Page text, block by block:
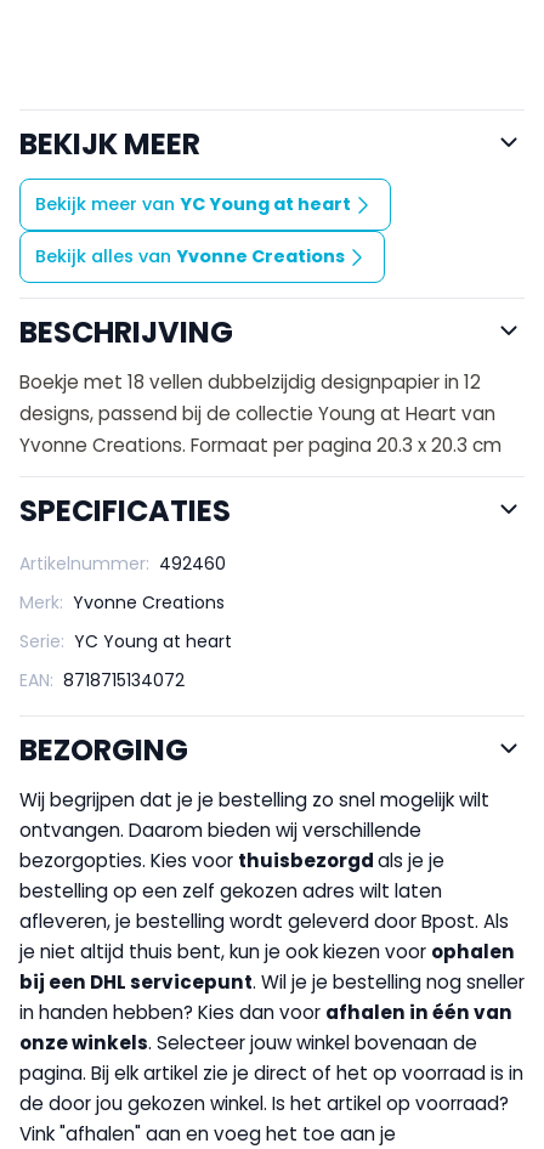
BEKIJK MEER
Bekijk meer van YC Young at heart
Bekijk alles van Yvonne Creations
BESCHRIJVING
Boekje met 18 vellen dubbelzijdig designpapier in 12
designs, passend bij de collectie Young at Heart van
Yvonne Creations. Formaat per pagina 20.3 x 20.3 cm
SPECIFICATIES
Artikelnummer: 492460
Merk: Yvonne Creations
Serie: YC Young at heart
EAN: 8718715134072
BEZORGING
Wij begrijpen dat je je bestelling zo snel mogelijk wilt
ontvangen. Daarom bieden wij verschillende
bezorgopties. Kies voor thuisbezorgdals je je
bestelling op een zelf gekozen adres wilt laten
afleveren, je bestelling wordt geleverd door Bpost. Als
je niet altijd thuis bent, kun je ook kiezen voor ophalen
bij een DHL servicepunt. Wil je je bestelling nog sneller
in handen hebben? Kies dan voor afhalen in één van
onze winkels. Selecteer jouw winkel bovenaan de
pagina. Bij elk artikel zie je direct of het op voorraad is in
de door jou gekozen winkel. Is het artikel op voorraad?
Vink "afhalen" aan en voeg het toe aan je